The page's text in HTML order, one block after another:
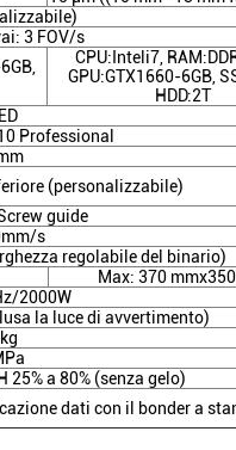
3 FOV/s
CPU:Inteli7,
GPU:GTX1660-6GB,
HDD:2T
Professional
(personalizzabile)
guide
s
regolabile del binario)
Max: 370
2000W
la luce di avvertimento)
25% a 80% (senza gelo)
dati con il bonder a